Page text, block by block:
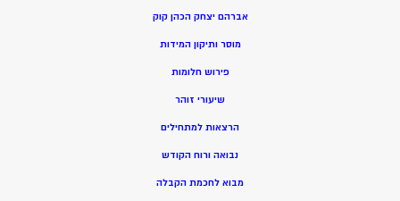
אברהם יצחק הכהן קוק
מוסר ותיקון המידות
פירוש חלומות
שיעורי זוהר
הרצאות למתחילים
נבואה ורוח הקודש
מבוא לחכמת הקבלה